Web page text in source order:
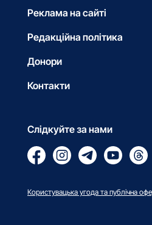
Реклама на сайті
Редакційна політика
Донори
Контакти
Слідкуйте за нами
Користувацька угода та публічна